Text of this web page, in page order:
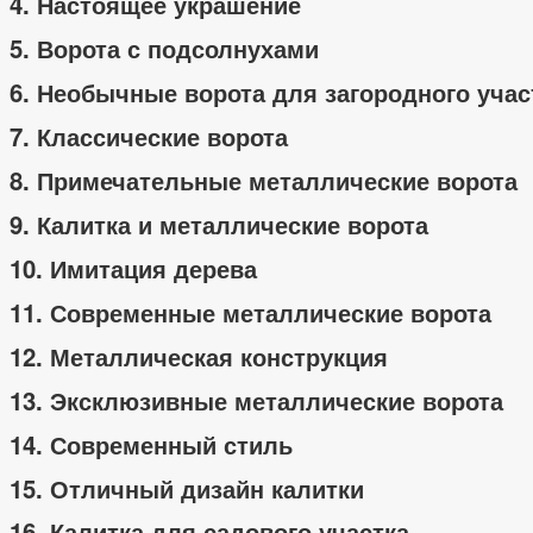
5. Ворота с подсолнухами
6. Необычные ворота для загородного
7. Классические ворота
8. Примечательные металлические ворота
9. Калитка и металлические ворота
10. Имитация дерева
11. Современные металлические ворота
12. Металлическая конструкция
13. Эксклюзивные металлические ворота
14. Современный стиль
15. Отличный дизайн калитки